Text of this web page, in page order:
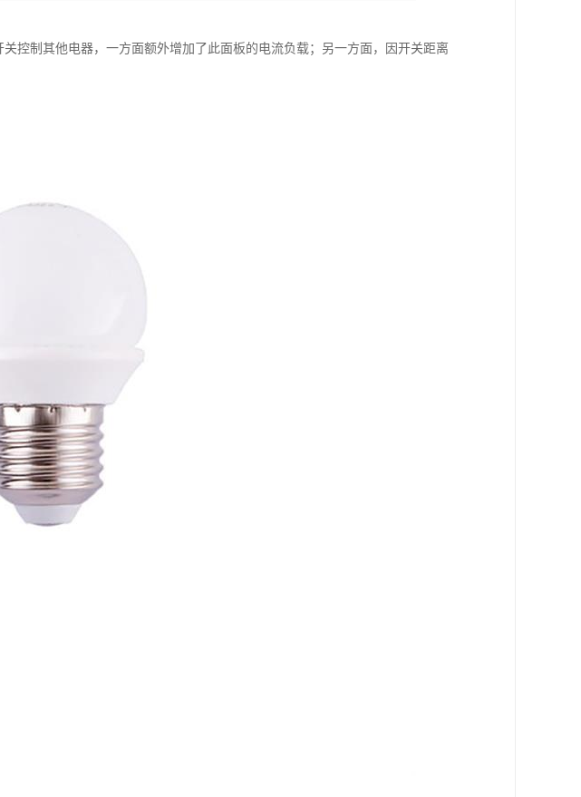
控制其他电器，一方面额外增加了此面板的电流负载；另一方面，因开关距离